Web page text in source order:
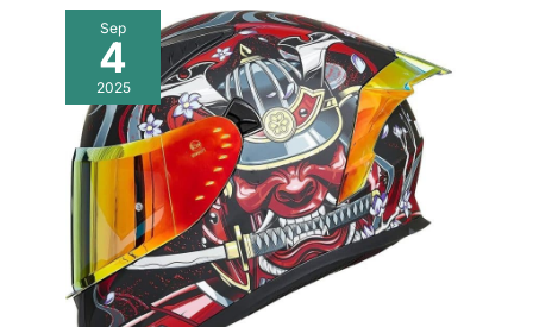
Sep
4
2025